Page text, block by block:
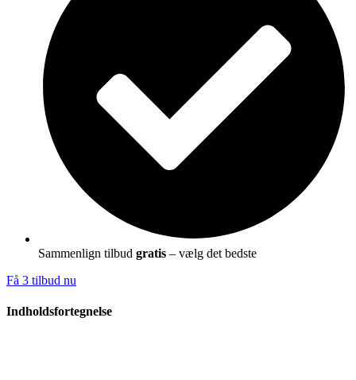
Sammenlign tilbud gratis – vælg det bedste
Få 3 tilbud nu
Indholdsfortegnelse